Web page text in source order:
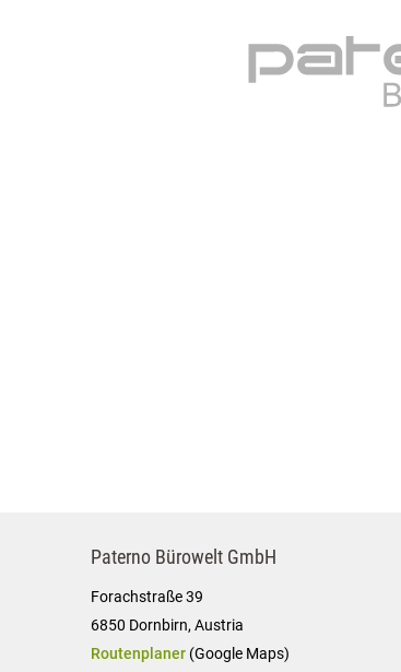
Paterno Bürowelt GmbH
Forachstraße 39
6850 Dornbirn, Austria
Routenplaner (Google Maps)